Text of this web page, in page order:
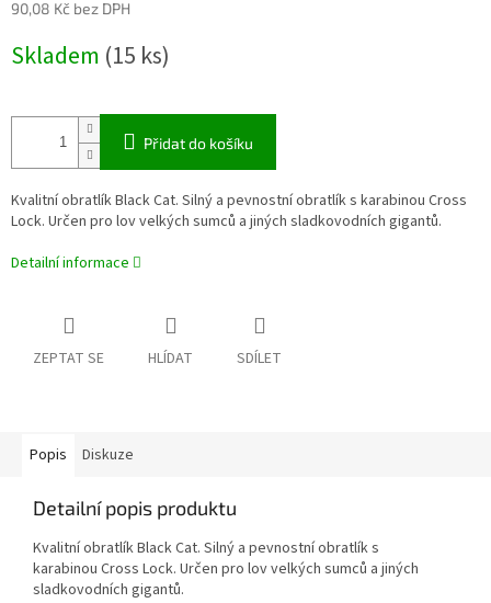
90,08 Kč bez DPH
cena:
Skladem (15 ks)
Přidat do košíku
Kvalitní obratlík Black Cat. Silný a pevnostní obratlík s karabinou Cross
Lock. Určen pro lov velkých sumců a jiných sladkovodních gigantů.
Detailní informace
ZEPTAT SE HLÍDAT SDÍLET
Popis Diskuze
Detailní popis produktu
Kvalitní obratlík Black Cat. Silný a pevnostní obratlík s
karabinou Cross Lock. Určen pro lov velkých sumců a jiných
sladkovodních gigantů.